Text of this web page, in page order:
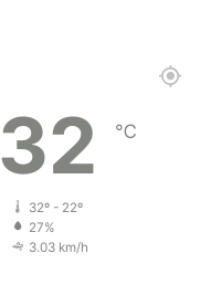
32 ℃
32º - 22º
27%
3.03 km/h